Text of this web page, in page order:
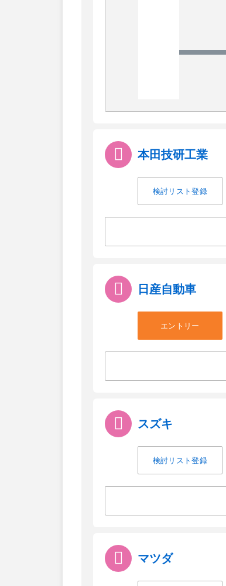
本田技研工業
検討リスト登録
日産自動車
エントリー
スズキ
検討リスト登録
マツダ